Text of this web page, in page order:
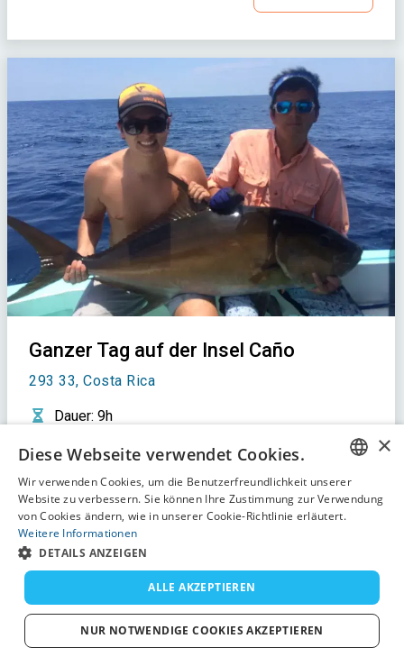
Ganzer Tag auf der Insel Caño
293 33, Costa Rica
Dauer: 9h
Kostenlose Stornierung 14 Tage im Voraus
618€ ENGLISH
FRENCH
SPANISH
×
Diese Webseite verwendet Cookies.
Wir verwenden Cookies, um die Benutzerfreundlichkeit unserer
Website zu verbessern. Sie können Ihre Zustimmung zur Verwendung
von Cookies ändern, wie in unserer Cookie-Richtlinie erläutert.
Weitere Informationen
DETAILS ANZEIGEN
ALLE AKZEPTIEREN
NUR NOTWENDIGE COOKIES AKZEPTIEREN